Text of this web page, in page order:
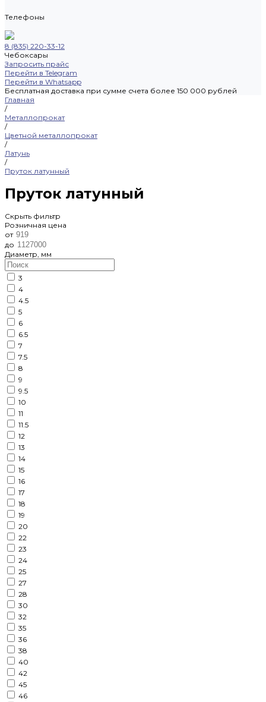
Телефоны
8 (835) 220-33-12
Чебоксары
Запросить прайс
Перейти в Telegram
Перейти в Whatsapp
Бесплатная доставка при сумме счета более 150 000 рублей
Главная
/
Металлопрокат
/
Цветной металлопрокат
/
Латунь
/
Пруток латунный
Пруток латунный
Скрыть фильтр
Розничная цена
от
до
Диаметр, мм
3
4
4.5
5
6
6.5
7
7.5
8
9
9.5
10
11
11.5
12
13
14
15
16
17
18
19
20
22
23
24
25
27
28
30
32
35
36
38
40
42
45
46